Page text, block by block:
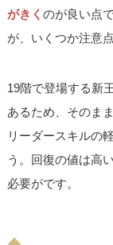
がきくのが良い点
が、いくつか注意
19階で登場する新
あるため、そのま
リーダースキルの
う。回復の値は高
必要がです。